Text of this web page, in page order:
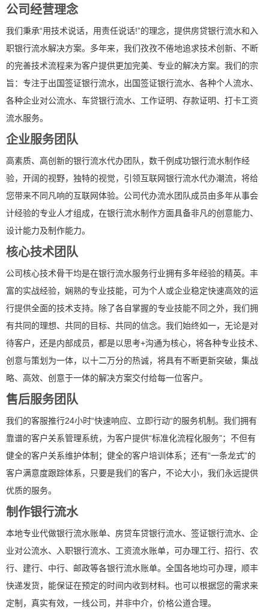
公司经营理念
我们秉承“用技术说话，用责任说话!”的理念，提供房贷银行流水和入
职银行流水解决方案。多年来，我们孜孜不倦地追求技术创新、不断
的完善技术流程来为客户提供更加完美、专业的解决方案。我们的宗
旨：专注于出国签证银行流水，出国签证银行流水、各种个人流水、
各种企业对公流水、车贷银行流水、工作证明、存款证明、打卡工资
流水服务。
企业服务团队
高素质、高创新的银行流水代办团队，数千例成功银行流水制作经
验，开阔的视野，独特的视觉，引领互联网银行流水代办潮流，将给
您带来不同凡响的互联网体验。公司代办流水团队成员由多年从事会
计经验的专业人才组成，在银行流水制作方面具备非凡的创意能力、
设计能力及制作能力。
核心技术团队
公司核心技术骨干均是在银行流水服务行业拥有多年经验的精英。丰
富的实战经验，娴熟的专业技能，可为个人或企业稳定快速高效的运
行提供全面的技术支持。除了各自掌握的专业技能不同之外，我们拥
有共同的理想、共同的目标、共同的信念。我们始终如一，无论是对
待客户，还是内部成员，都是以思考+沟通为核心，将各种专业技术、
创意与策划为一体，以十二万分的热诚，将具有不断更新突破，集战
略、高效、创意于一体的解决方案交付给每一位客户。
售后服务团队
我们的客服推行24小时“快速响应、立即行动“的服务机制。我们拥有
靠谱的客户关系管理系统，为客户提供“标准化流程化服务”；不但有
健全的客户关系维护体制；健全的客户培训体系；还有“一条龙式”的
客户满意度跟踪体系，只要是我们的客户，不论大小，我们永远提供
优质的服务。
制作银行流水
本地专业代做银行流水账单、房贷车贷银行流水、签证银行流水、企
业对公流水、入职银行流水、工资流水账单，可办理工行、招行、农
行、建行、中行、邮政等各银行流水账单。全国各地均可办理，顺丰
快递发货，能保证在预定的时间内收到材料。也可以根据您的需求来
定制，真实有效，一线公司，并非中介，价格公道合理。